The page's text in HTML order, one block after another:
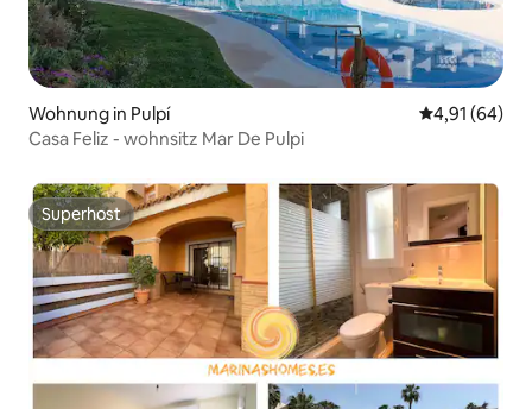
Wohnung in Pulpí
4,91 (64)
Casa Feliz - wohnsitz Mar De Pulpi
Superhost
Superhost